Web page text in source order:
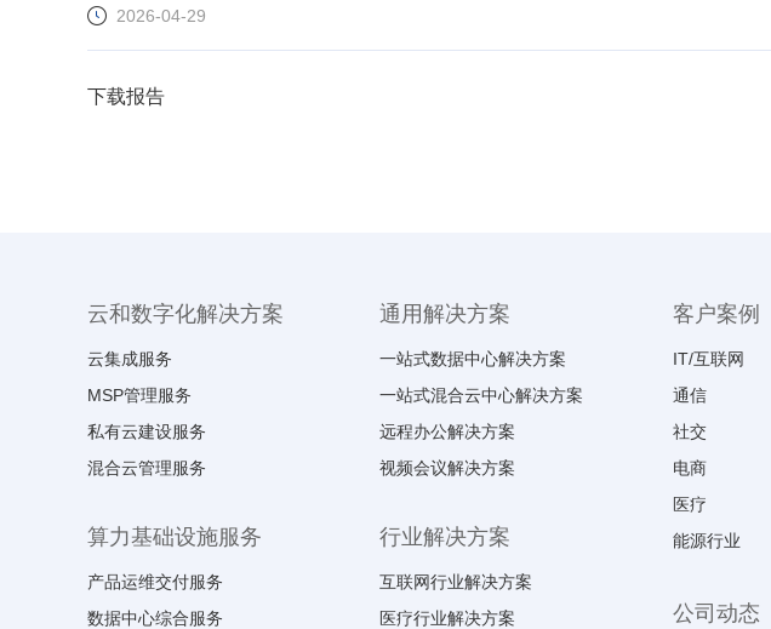
2026-04-29
下载报告
云和数字化解决方案
云集成服务
MSP管理服务
私有云建设服务
混合云管理服务
算力基础设施服务
产品运维交付服务
数据中心综合服务
通用解决方案
一站式数据中心解决方案
一站式混合云中心解决方案
远程办公解决方案
视频会议解决方案
行业解决方案
互联网行业解决方案
医疗行业解决方案
客户案例
IT/互联网
通信
社交
电商
医疗
能源行业
公司动态